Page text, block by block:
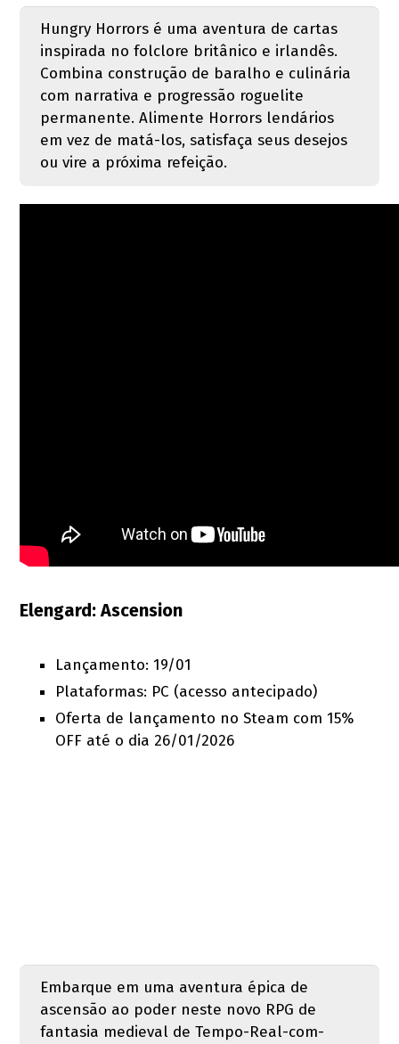
Hungry Horrors é uma aventura de cartas
inspirada no folclore britânico e irlandês.
Combina construção de baralho e culinária
com narrativa e progressão roguelite
permanente. Alimente Horrors lendários
em vez de matá-los, satisfaça seus desejos
ou vire a próxima refeição.
Elengard: Ascension
Lançamento: 19/01
Plataformas: PC (acesso antecipado)
Oferta de lançamento no Steam com 15%
OFF até o dia 26/01/2026
Embarque em uma aventura épica de
ascensão ao poder neste novo RPG de
fantasia medieval de Tempo-Real-com-